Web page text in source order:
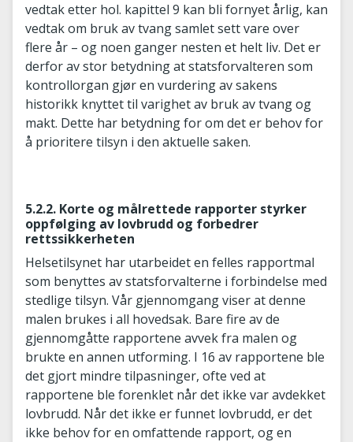
vedtak etter hol. kapittel 9 kan bli fornyet årlig, kan
vedtak om bruk av tvang samlet sett vare over
flere år – og noen ganger nesten et helt liv. Det er
derfor av stor betydning at statsforvalteren som
kontrollorgan gjør en vurdering av sakens
historikk knyttet til varighet av bruk av tvang og
makt. Dette har betydning for om det er behov for
å prioritere tilsyn i den aktuelle saken.
5.2.2. Korte og målrettede rapporter styrker
oppfølging av lovbrudd og forbedrer
rettssikkerheten
Helsetilsynet har utarbeidet en felles rapportmal
som benyttes av statsforvalterne i forbindelse med
stedlige tilsyn. Vår gjennomgang viser at denne
malen brukes i all hovedsak. Bare fire av de
gjennomgåtte rapportene avvek fra malen og
brukte en annen utforming. I 16 av rapportene ble
det gjort mindre tilpasninger, ofte ved at
rapportene ble forenklet når det ikke var avdekket
lovbrudd. Når det ikke er funnet lovbrudd, er det
ikke behov for en omfattende rapport, og en